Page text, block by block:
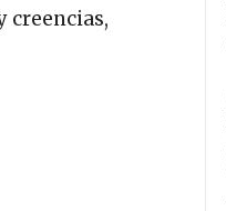
creencias,